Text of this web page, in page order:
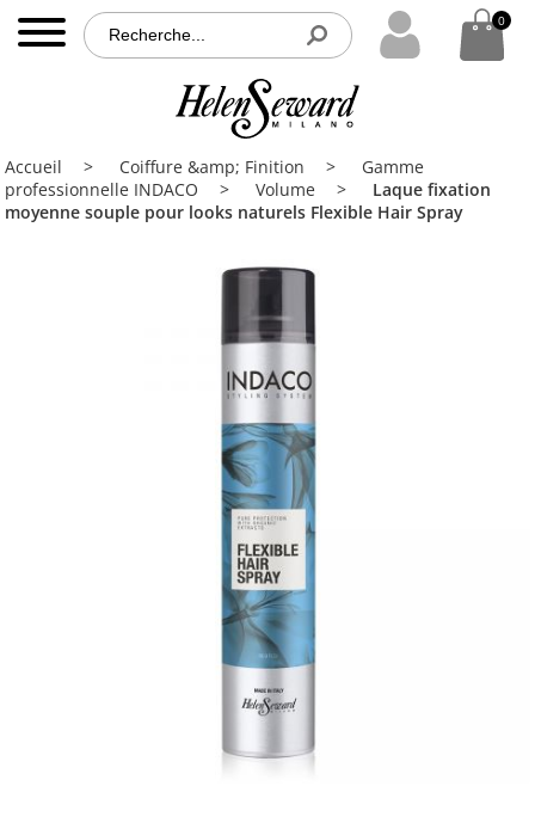
0
0
Nos
produits
Accueil Coiffure &amp; Finition
Gamme
professionnelle INDACO
Volume
Laque fixation
moyenne souple pour looks naturels Flexible Hair Spray